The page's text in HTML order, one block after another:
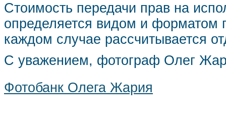
Стоимость передачи прав на
определяется видом и форматом
каждом случае рассчитывается
С уважением, фотограф Олег
Фотобанк Олега Жария